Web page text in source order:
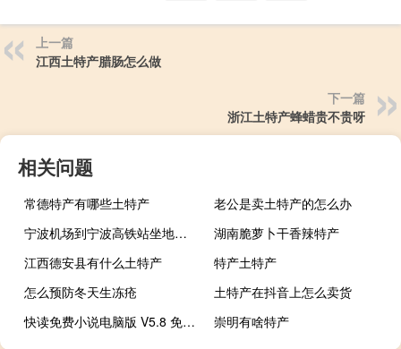
上一篇
江西土特产腊肠怎么做
下一篇
浙江土特产蜂蜡贵不贵呀
相关问题
常德特产有哪些土特产
老公是卖土特产的怎么办
宁波机场到宁波高铁站坐地铁需要多少时间（宁波机场到宁波高铁站）
湖南脆萝卜干香辣特产
江西德安县有什么土特产
特产土特产
怎么预防冬天生冻疮
土特产在抖音上怎么卖货
快读免费小说电脑版 V5.8 免费PC版（快读免费小说电脑版 V5.8 免费PC版功能简介）
崇明有啥特产